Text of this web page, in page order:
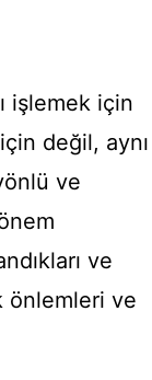
işlemek için
değil, aynı
ve
ve
önlemleri ve